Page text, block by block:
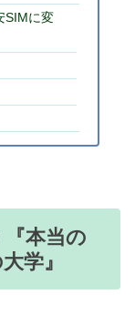
SIMに変
本当の
学』